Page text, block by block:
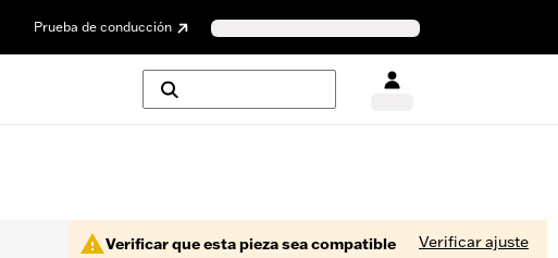
Prueba de conducción
Verificar que esta pieza sea compatible Verificar ajuste